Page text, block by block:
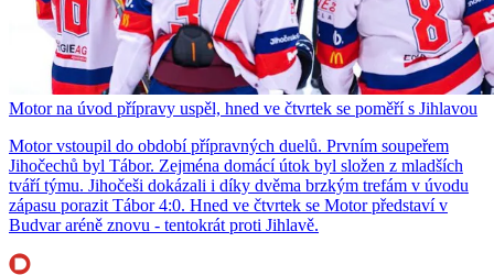
Motor na úvod přípravy uspěl, hned ve čtvrtek se poměří s Jihlavou
Motor vstoupil do období přípravných duelů. Prvním soupeřem
Jihočechů byl Tábor. Zejména domácí útok byl složen z mladších
tváří týmu. Jihočeši dokázali i díky dvěma brzkým trefám v úvodu
zápasu porazit Tábor 4:0. Hned ve čtvrtek se Motor představí v
Budvar aréně znovu - tentokrát proti Jihlavě.